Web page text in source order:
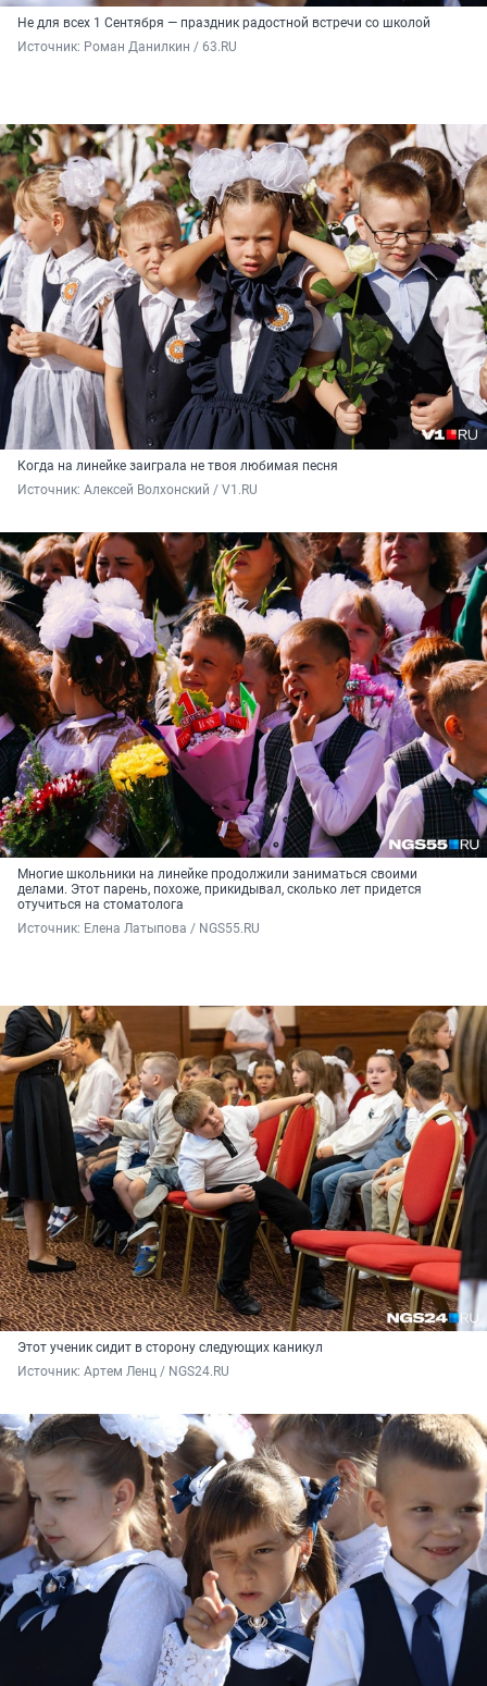
Не для всех 1 Сентября — праздник радостной встречи со школой
Источник: Роман Данилкин / 63.RU
Когда на линейке заиграла не твоя любимая песня
Источник: Алексей Волхонский / V1.RU
Многие школьники на линейке продолжили заниматься своими
делами. Этот парень, похоже, прикидывал, сколько лет придется
отучиться на стоматолога
Источник: Елена Латыпова / NGS55.RU
Этот ученик сидит в сторону следующих каникул
Источник: Артем Ленц / NGS24.RU